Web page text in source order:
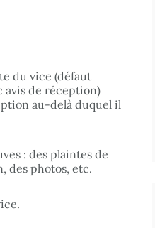
du vice (défaut
avis de réception)
au-delà duquel il
: des plaintes de
des photos, etc.